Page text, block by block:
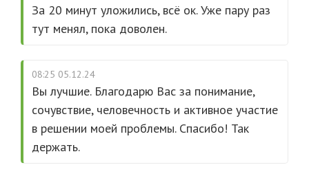
За 20 минут уложились, всё ок. Уже пару раз
тут менял, пока доволен.
08:25 05.12.24
Вы лучшие. Благодарю Вас за понимание,
сочувствие, человечность и активное участие
в решении моей проблемы. Спасибо! Так
держать.